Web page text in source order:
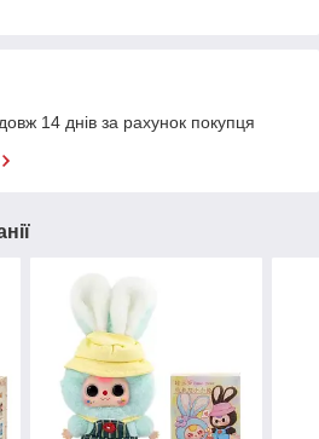
14 днів за рахунок покупця